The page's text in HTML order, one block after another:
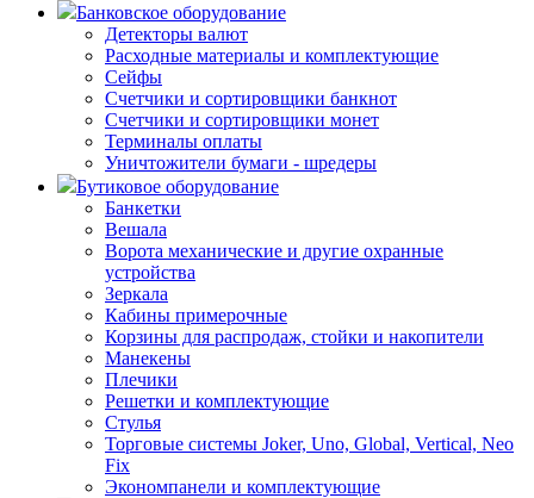
Банковское оборудование
Детекторы валют
Расходные материалы и комплектующие
Сейфы
Счетчики и сортировщики банкнот
Счетчики и сортировщики монет
Терминалы оплаты
Уничтожители бумаги - шредеры
Бутиковое оборудование
Банкетки
Вешала
Ворота механические и другие охранные
устройства
Зеркала
Кабины примерочные
Корзины для распродаж, стойки и накопители
Манекены
Плечики
Решетки и комплектующие
Стулья
Торговые системы Joker, Uno, Global, Vertical, Neo
Fix
Экономпанели и комплектующие